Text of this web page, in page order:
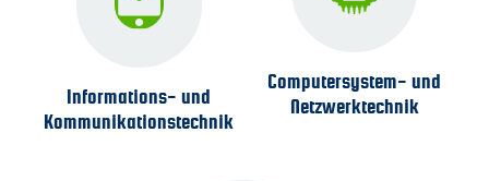
Informations- und
Kommunikations­technik
Computer­system- und
Netzwerk­technik